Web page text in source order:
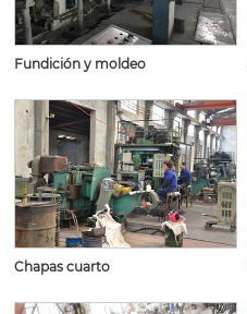
Fundición y moldeo
Chapas cuarto